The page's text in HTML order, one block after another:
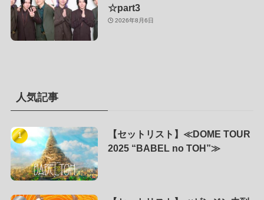
☆part3
2026年8月6日
人気記事
【セットリスト】≪DOME TOUR
2025 “BABEL no TOH”≫